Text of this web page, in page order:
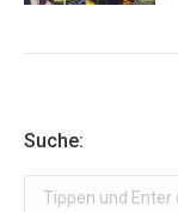
Suche:
Search: